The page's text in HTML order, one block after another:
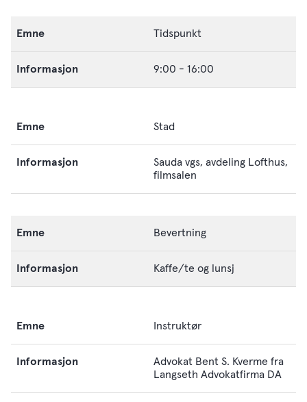
Tidspunkt
9:00 - 16:00
Stad
Sauda vgs, avdeling Lofthus,
filmsalen
Bevertning
Kaffe/te og lunsj
Instruktør
Advokat Bent S. Kverme fra
Langseth Advokatfirma DA